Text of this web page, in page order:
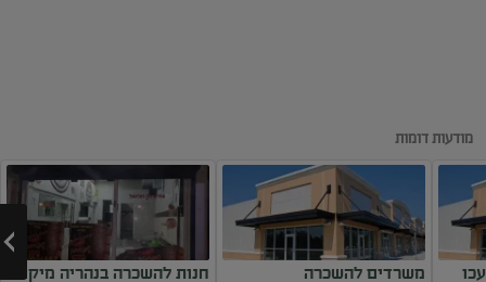
מודעות דומות
משרדים להשכרה
חנות להשכרה בנהריה מיקום